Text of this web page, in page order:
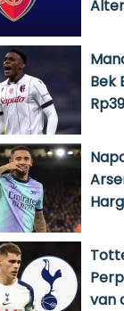
Bek
van